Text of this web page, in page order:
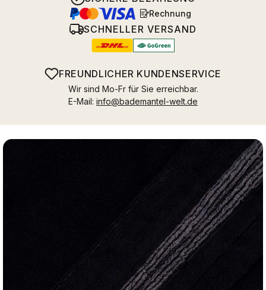
Rechnung
SCHNELLER VERSAND
FREUNDLICHER KUNDENSERVICE
Wir sind Mo-Fr für Sie erreichbar.
E-Mail: info@bademantel-welt.de